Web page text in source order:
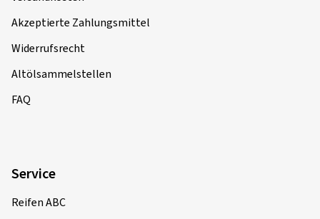
Akzeptierte Zahlungsmittel
Widerrufsrecht
Altölsammelstellen
FAQ
Service
Reifen ABC